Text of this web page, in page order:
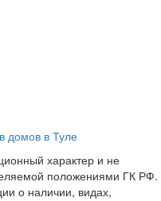
домов в Туле
характер и не
положениями ГК РФ.
о наличии, видах,